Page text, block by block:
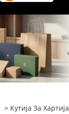
> Кутија За Хартија